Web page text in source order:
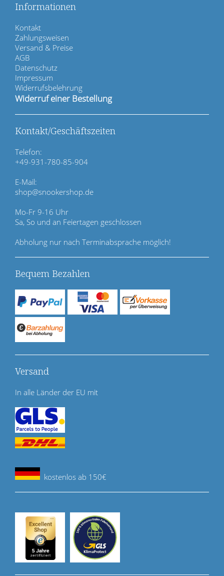
Informationen
N
a
v
i
g
a
t
i
n
ü
b
e
r
p
r
i
n
g
e
n
Kontakt
Zahlungsweisen
Versand & Preise
AGB
Datenschutz
Impressum
Widerrufsbelehrung
Widerruf einer Bestellung
Kontakt/Geschäftszeiten
Telefon:
+49-931-780-85-904
E-Mail:
shop@snookershop.de
Mo-Fr 9-16 Uhr
Sa, So und an Feiertagen geschlossen
Abholung nur nach Terminabsprache möglich!
Bequem Bezahlen
Versand
In alle Länder der EU mit
kostenlos ab 150€